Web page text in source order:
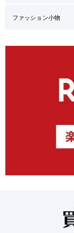
ファッション小物